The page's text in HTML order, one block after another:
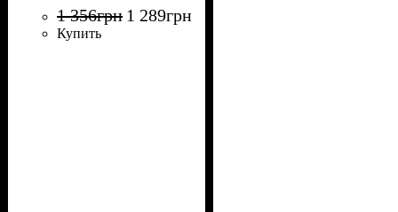
1 356грн 1 289грн
Купить